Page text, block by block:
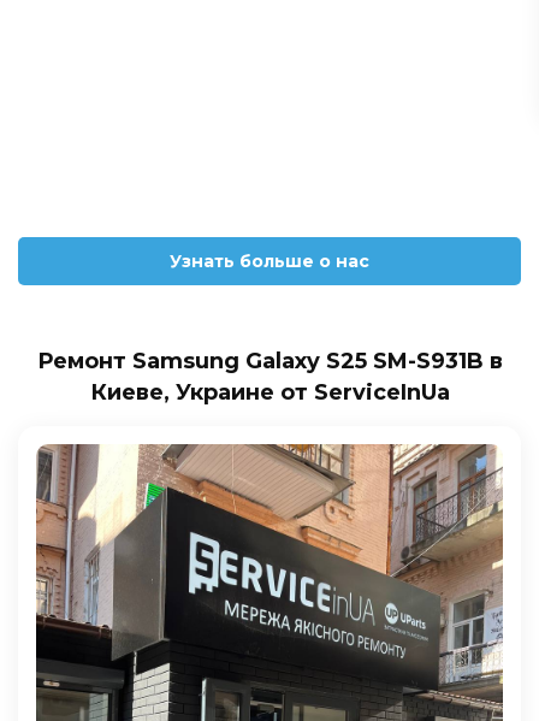
Узнать больше о нас
Ремонт Samsung Galaxy S25 SM-S931B в
Киеве, Украине от ServiceInUa